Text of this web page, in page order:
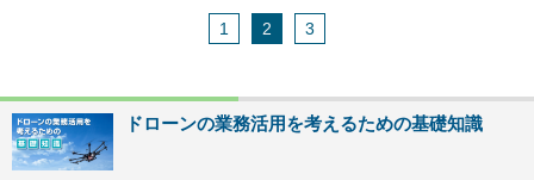
1 2 3
ドローンの業務活用を考えるための基礎知識